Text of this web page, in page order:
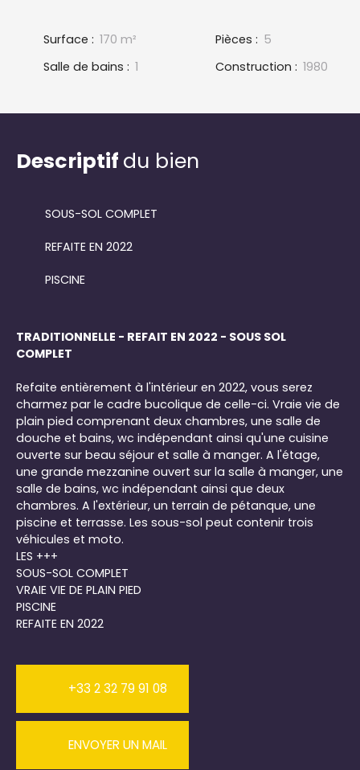
Surface : 170 m² Pièces : 5
Salle de bains : 1 Construction : 1980
Descriptif du bien
SOUS-SOL COMPLET
REFAITE EN 2022
PISCINE
TRADITIONNELLE - REFAIT EN 2022 - SOUS SOL
COMPLET
Refaite entièrement à l'intérieur en 2022, vous serez
charmez par le cadre bucolique de celle-ci. Vraie vie de
plain pied comprenant deux chambres, une salle de
douche et bains, wc indépendant ainsi qu'une cuisine
ouverte sur beau séjour et salle à manger. A l'étage,
une grande mezzanine ouvert sur la salle à manger, une
salle de bains, wc indépendant ainsi que deux
chambres. A l'extérieur, un terrain de pétanque, une
piscine et terrasse. Les sous-sol peut contenir trois
véhicules et moto.
LES +++
SOUS-SOL COMPLET
VRAIE VIE DE PLAIN PIED
PISCINE
REFAITE EN 2022
+33 2 32 79 91 08
ENVOYER UN MAIL